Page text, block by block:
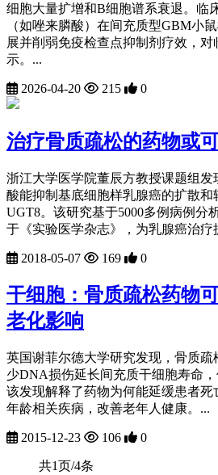
细胞大量扩增和B细胞谱系衰退。临
（如唑来膦酸）在间充质型GBM小
展并削弱免疫检查点抑制剂疗效，
示。...
2026-04-20 215 0
治疗骨质疏松的药物或
浙江大学医学院董辰方教授课题组
酸能抑制基底细胞样乳腺癌的扩散
UGT8。该研究基于5000多例病例分
于《实验医学杂志》，为乳腺癌治疗
2018-05-07 169 0
干细胞：骨质疏松药物
老化影响
英国谢菲尔德大学研究发现，骨质
少DNA损伤延长间充质干细胞寿命，
该发现解释了药物为何能延缓患者
年龄相关疾病，改善老年人健康。...
2015-12-23 106 0
共1页/4条